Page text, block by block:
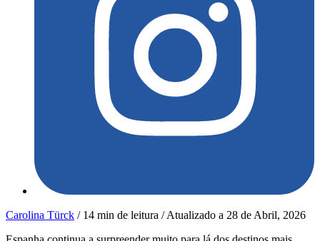
Carolina Türck / 14 min de leitura /Atualizado a 28 de Abril, 2026